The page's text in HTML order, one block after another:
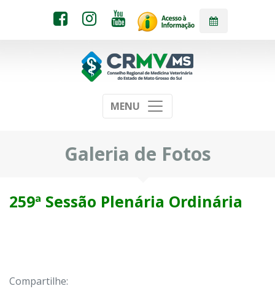
MENU
Galeria de Fotos
259ª Sessão Plenária Ordinária
Compartilhe: